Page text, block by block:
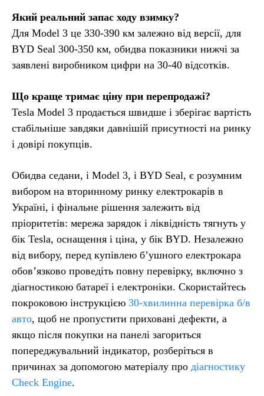
Який реальний запас ходу взимку?
Для Model 3 це 330-390 км залежно від версії, для
BYD Seal 300-350 км, обидва показники нижчі за
заявлені виробником цифри на 30-40 відсотків.
Що краще тримає ціну при перепродажі?
Tesla Model 3 продається швидше і зберігає вартість
стабільніше завдяки давнішій присутності на ринку
і довірі покупців.
Обидва седани, і Model 3, і BYD Seal, є розумним
вибором на вторинному ринку електрокарів в
Україні, і фінальне рішення залежить від
пріоритетів: мережа зарядок і ліквідність тягнуть у
бік Tesla, оснащення і ціна, у бік BYD. Незалежно
від вибору, перед купівлею б’ушного електрокара
обов’язково проведіть повну перевірку, включно з
діагностикою батареї і електроніки. Скористайтесь
покроковою інструкцією 30-хвилинна перевірка б/в
авто, щоб не пропустити приховані дефекти, а
якщо після покупки на панелі загориться
попереджувальний індикатор, розберіться в
причинах за допомогою матеріалу про діагностику
Check Engine.